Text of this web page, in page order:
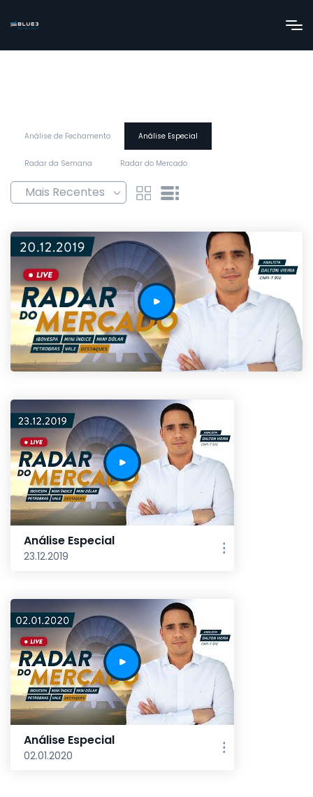
Análise de Fechamento Análise Especial
Radar da Semana Radar do Mercado
Análise Especial
23.12.2019
Análise Especial
02.01.2020